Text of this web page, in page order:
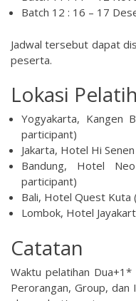
Batch 12 : 16 – 17
Jadwal tersebut dapat
peserta.
Lokasi
Yogyakarta, Kangen
participant)
Jakarta, Hotel Hi
Bandung, Hotel
participant)
Bali, Hotel Quest Kuta
Lombok, Hotel
Catatan
Waktu pelatihan
Perorangan, Group, dan